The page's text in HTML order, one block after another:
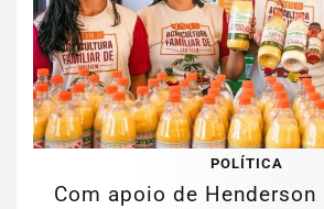
POLÍTICA
Com apoio de Henderson